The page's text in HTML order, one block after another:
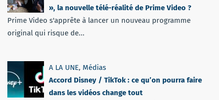
», la nouvelle télé-réalité de Prime Video ?
Prime Video s'apprête à lancer un nouveau programme
original qui risque de...
A LA UNE, Médias
Accord Disney / TikTok : ce qu’on pourra faire
dans les vidéos change tout